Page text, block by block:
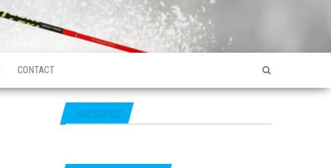
CONTACT
FACEBOOK